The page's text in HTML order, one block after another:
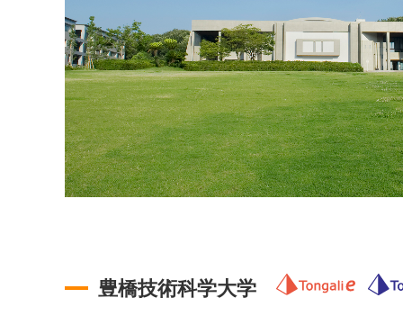
豊橋技術科学大学